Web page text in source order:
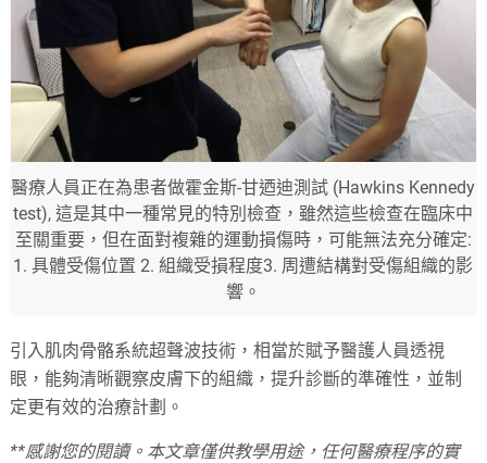
醫療人員正在為患者做霍金斯-甘迺迪測試 (Hawkins Kennedy
test), 這是其中一種常見的特別檢查，雖然這些檢查在臨床中
至關重要，但在面對複雜的運動損傷時，可能無法充分確定:
1. 具體受傷位置 2. 組織受損程度3. 周遭結構對受傷組織的影
響。
引入肌肉骨骼系統超聲波技術，相當於賦予醫護人員透視
眼，能夠清晰觀察皮膚下的組織，提升診斷的準確性，並制
定更有效的治療計劃。
**感謝您的閱讀。本文章僅供教學用途，任何醫療程序的實